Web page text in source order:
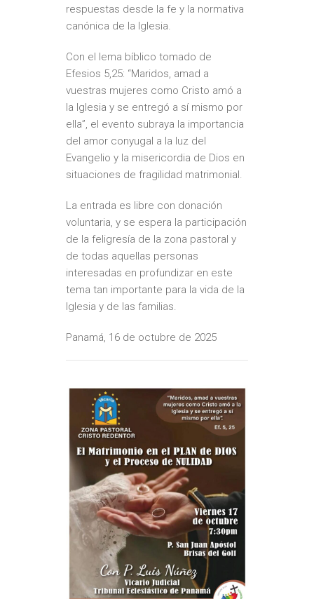
respuestas desde la fe y la normativa
canónica de la Iglesia.
Con el lema bíblico tomado de
Efesios 5,25: “Maridos, amad a
vuestras mujeres como Cristo amó a
la Iglesia y se entregó a sí mismo por
ella”, el evento subraya la importancia
del amor conyugal a la luz del
Evangelio y la misericordia de Dios en
situaciones de fragilidad matrimonial.
La entrada es libre con donación
voluntaria, y se espera la participación
de la feligresía de la zona pastoral y
de todas aquellas personas
interesadas en profundizar en este
tema tan importante para la vida de la
Iglesia y de las familias.
Panamá, 16 de octubre de 2025